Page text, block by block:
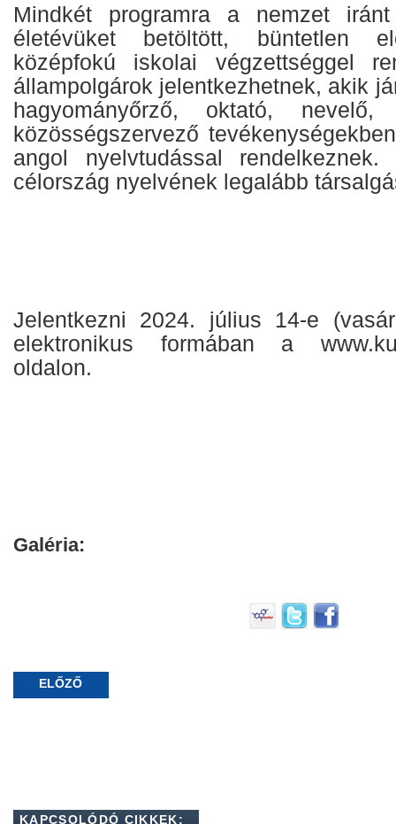
Mindkét programra a nemzet
életévüket betöltött, büntetlen
középfokú iskolai végzettséggel
állampolgárok jelentkezhetnek, akik
hagyományőrző, oktató,
közösségszervező
angol nyelvtudással
célország nyelvének legalább
Jelentkezni 2024. július 14-e
elektronikus formában a
oldalon.
Galéria:
ELŐZŐ
KAPCSOLÓDÓ CIKKEK: